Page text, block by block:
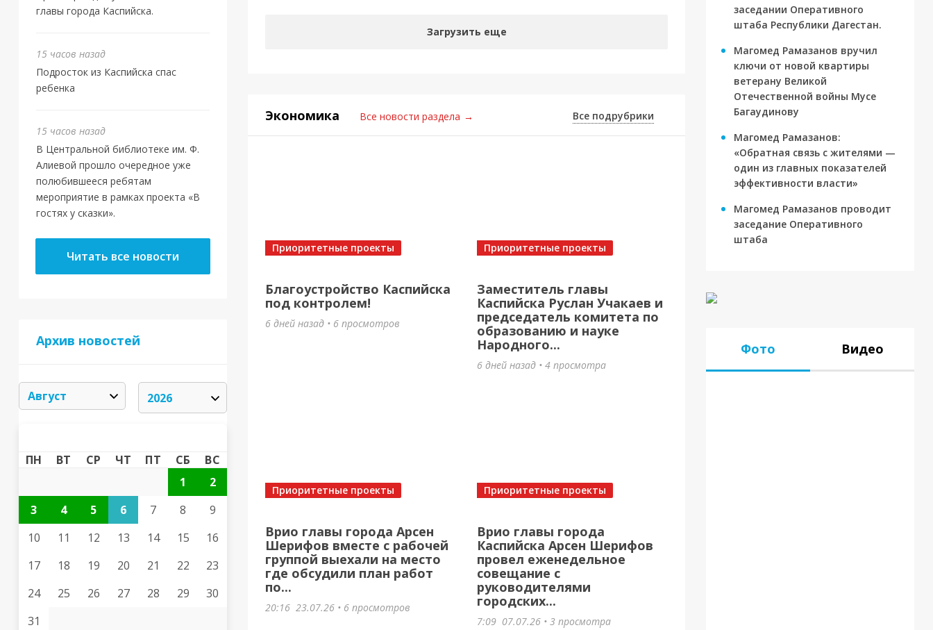
главы города Каспийска.
15 часов назад
Подросток из Каспийска спас
ребенка
15 часов назад
В Центральной библиотеке им. Ф.
Алиевой прошло очередное уже
полюбившееся ребятам
мероприятие в рамках проекта «В
гостях у сказки».
Читать все новости
Архив новостей
ПН ВТ СР ЧТ ПТ СБ
ВС
1
2
3
4 5 6 7 8
9
10
11 12 13 14 15
16
17
18 19 20 21 22
23
24
25 26 27 28 29
30
31
Золото едет в Каспийск! 🥇
Загрузить еще
Экономика Все новости раздела → Все подрубрики
Благоустройство Каспийска
под контролем!
Приоритетные проекты
6 дней назад • 6 просмотров
Заместитель главы
Каспийска Руслан Учакаев и
председатель комитета по
образованию и науке
Народного...
Приоритетные проекты
6 дней назад • 4 просмотра
Врио главы города Арсен
Шерифов вместе с рабочей
группой выехали на место
где обсудили план работ
по...
Приоритетные проекты
20:16 23.07.26 • 6 просмотров
Врио главы города
Каспийска Арсен Шерифов
провел еженедельное
совещание с
руководителями
городских...
Приоритетные проекты
7:09 07.07.26 • 3 просмотра
заседании Оперативного
штаба Республики Дагестан.
Магомед Рамазанов вручил
ключи от новой квартиры
ветерану Великой
Отечественной войны Мусе
Багаудинову
Магомед Рамазанов:
«Обратная связь с жителями —
один из главных показателей
эффективности власти»
Магомед Рамазанов проводит
заседание Оперативного
штаба
Фото Видео